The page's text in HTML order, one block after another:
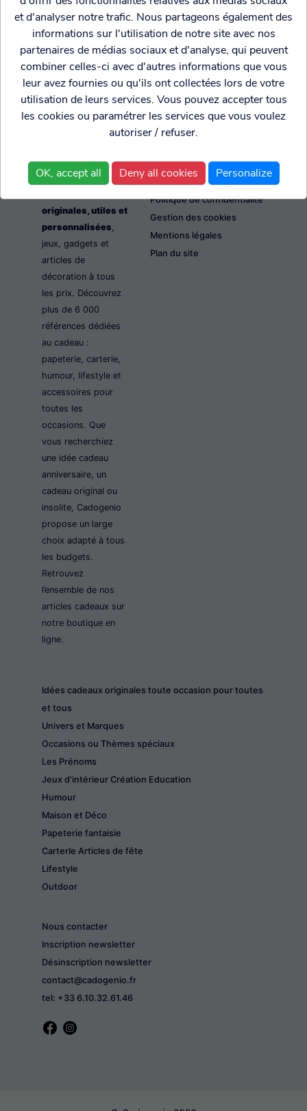
boutique
spécialisée dans
originales, utiles et
personnalisées,
jeux, gadgets et
articles de
décoration à tous
les prix. Découvrez
plus de 6 000
références dédiées
au cadeau :
papeterie, carterie,
humour, lifestyle et
accessoires pour
toutes les
occasions. Que
vous recherchiez
une idée cadeau
anniversaire, un
cadeau original ou
insolite, Cadogenio
propose un large
choix adapté à tous
les budgets.
Retrouvez
l’ensemble de nos
articles cadeaux sur
notre boutique en
ligne.
Conditions générales de
Politique de confidentialité
Gestion des cookies
Mentions légales
Plan du site
Idées cadeaux originales toute occasion pour toutes
et tous
Univers et Marques
Occasions ou Thèmes spéciaux
Les Prénoms
Jeux d'intérieur Création Education
Humour
Maison et Déco
Papeterie fantaisie
CarterIe Articles de fête
Lifestyle
Outdoor
Nous contacter
Inscription newsletter
Désinscription newsletter
contact@cadogenio.fr
tel: +33 6.10.32.61.46
et d'analyser notre trafic. Nous partageons également des
informations sur l'utilisation de notre site avec nos
partenaires de médias sociaux et d'analyse, qui peuvent
combiner celles-ci avec d'autres informations que vous
leur avez fournies ou qu'ils ont collectées lors de votre
utilisation de leurs services. Vous pouvez accepter tous
les cookies ou paramétrer les services que vous voulez
autoriser / refuser.
OK, accept all Deny all cookies Personalize